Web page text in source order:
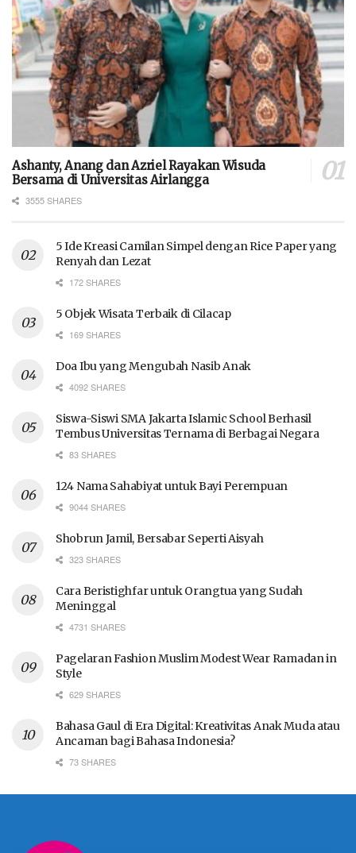
Ashanty, Anang dan Azriel Rayakan Wisuda
Bersama di Universitas Airlangga
3555 SHARES
5 Ide Kreasi Camilan Simpel dengan Rice Paper yang
Renyah dan Lezat
172 SHARES
5 Objek Wisata Terbaik di Cilacap
169 SHARES
Doa Ibu yang Mengubah Nasib Anak
4092 SHARES
Siswa-Siswi SMA Jakarta Islamic School Berhasil
Tembus Universitas Ternama di Berbagai Negara
83 SHARES
124 Nama Sahabiyat untuk Bayi Perempuan
9044 SHARES
Shobrun Jamil, Bersabar Seperti Aisyah
323 SHARES
Cara Beristighfar untuk Orangtua yang Sudah
Meninggal
4731 SHARES
Pagelaran Fashion Muslim Modest Wear Ramadan in
Style
629 SHARES
Bahasa Gaul di Era Digital: Kreativitas Anak Muda atau
Ancaman bagi Bahasa Indonesia?
73 SHARES